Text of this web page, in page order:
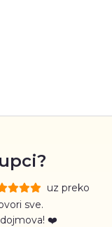
uz preko
sve.
❤️